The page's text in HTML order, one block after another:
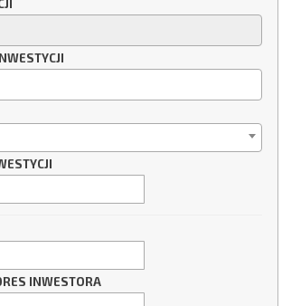
INWESTORA